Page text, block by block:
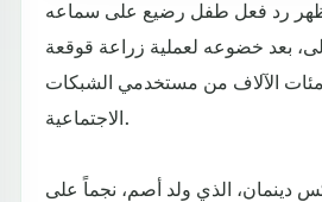
رد فعل طفل رضيع على سماعه
بعد خضوعه لعملية زراعة قوقعة
مئات الآلاف من مستخدمي الشبكات
الاجتماعية.
دينمان، الذي ولد أصم، نجماً على